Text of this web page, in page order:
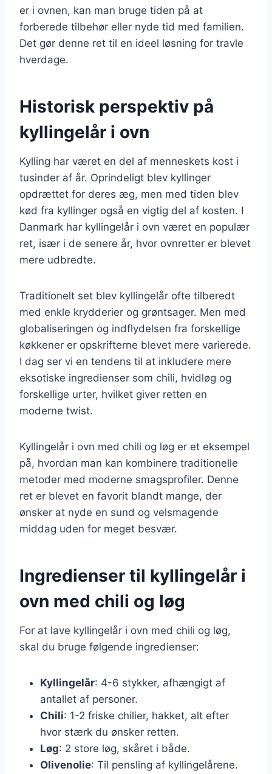
er i ovnen, kan man bruge tiden på at
forberede tilbehør eller nyde tid med familien.
Det gør denne ret til en ideel løsning for travle
hverdage.
Historisk perspektiv på
kyllingelår i ovn
Kylling har været en del af menneskets kost i
tusinder af år. Oprindeligt blev kyllinger
opdrættet for deres æg, men med tiden blev
kød fra kyllinger også en vigtig del af kosten. I
Danmark har kyllingelår i ovn været en populær
ret, især i de senere år, hvor ovnretter er blevet
mere udbredte.
Traditionelt set blev kyllingelår ofte tilberedt
med enkle krydderier og grøntsager. Men med
globaliseringen og indflydelsen fra forskellige
køkkener er opskrifterne blevet mere varierede.
I dag ser vi en tendens til at inkludere mere
eksotiske ingredienser som chili, hvidløg og
forskellige urter, hvilket giver retten en
moderne twist.
Kyllingelår i ovn med chili og løg er et eksempel
på, hvordan man kan kombinere traditionelle
metoder med moderne smagsprofiler. Denne
ret er blevet en favorit blandt mange, der
ønsker at nyde en sund og velsmagende
middag uden for meget besvær.
Ingredienser til kyllingelår i
ovn med chili og løg
For at lave kyllingelår i ovn med chili og løg,
skal du bruge følgende ingredienser:
Kyllingelår: 4-6 stykker, afhængigt af
antallet af personer.
Chili: 1-2 friske chilier, hakket, alt efter
hvor stærk du ønsker retten.
Løg: 2 store løg, skåret i både.
Olivenolie: Til pensling af kyllingelårene.